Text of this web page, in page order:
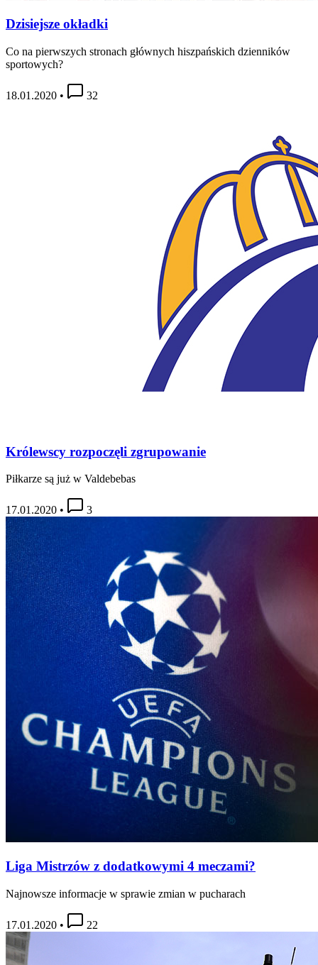
Dzisiejsze okładki
Co na pierwszych stronach głównych hiszpańskich dzienników
sportowych?
18.01.2020 • 32
Królewscy rozpoczęli zgrupowanie
Piłkarze są już w Valdebebas
17.01.2020 • 3
Liga Mistrzów z dodatkowymi 4 meczami?
Najnowsze informacje w sprawie zmian w pucharach
17.01.2020 • 22